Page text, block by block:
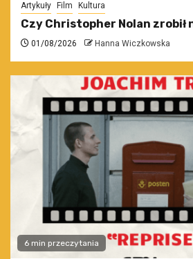
Artykuły Film Kultura
Czy Christopher Nolan zrobił
01/08/2026 Hanna Wiczkowska
6 min przeczytania